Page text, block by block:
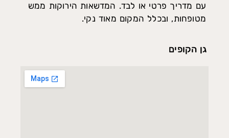
עם מדריך פרטי או לבד. המדשאות הירוקות ממש
מטופחות, ובכלל המקום מאוד נקי.
גן הקופים